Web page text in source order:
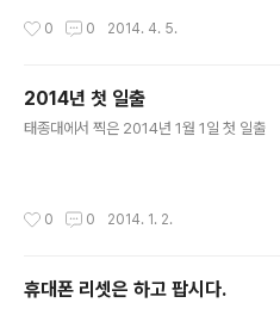
0 0 2014. 4. 5.
2014년 첫 일출
태종대에서 찍은 2014년 1월 1일 첫 일출
0 0 2014. 1. 2.
휴대폰 리셋은 하고 팝시다.